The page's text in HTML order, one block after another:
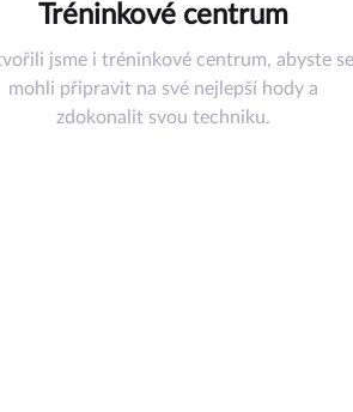
Tréninkové centrum
jsme i tréninkové centrum, abyste se
mohli připravit na své nejlepší hody a
zdokonalit svou techniku.